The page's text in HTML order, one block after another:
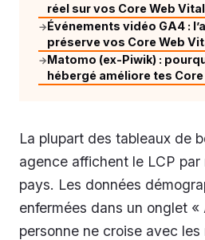
réel sur vos Core Web
→Événements vidéo GA4 :
préserve vos Core Web
→Matomo (ex-Piwik) :
hébergé améliore tes Core
La plupart des tableaux de
agence affichent le LCP
pays. Les données
enfermées dans un onglet
personne ne croise avec